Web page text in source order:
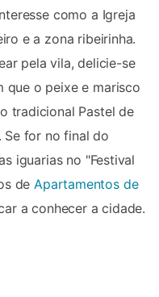
como a Igreja
e a zona ribeirinha.
pela vila, delicie-se
que o peixe e marisco
tradicional Pastel de
Se for no final do
iguarias no "Festival
deApartamentos de
a conhecer a cidade.